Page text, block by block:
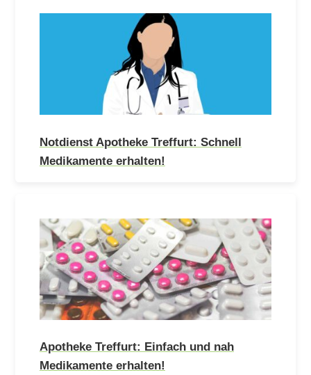
Notdienst Apotheke Treffurt: Schnell
Medikamente erhalten!
Apotheke Treffurt: Einfach und nah
Medikamente erhalten!